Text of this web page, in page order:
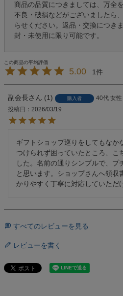
商品の品質につきましては、万全
不良・破損などがございましたら
らせください。返品・交換につき
封・未使用に限り可能です。
5.00 1
副会長 1 購入者 40代 女性
投稿日
2026/03/19
ギフトショップ巡りをしてもなか
つけられず困っていたところ、こ
した。名前の通りシンプルで、プ
と思います。ショップさんへ領収
かりやすく丁寧に対応していただ
すべてのレビューを見る
レビューを書く